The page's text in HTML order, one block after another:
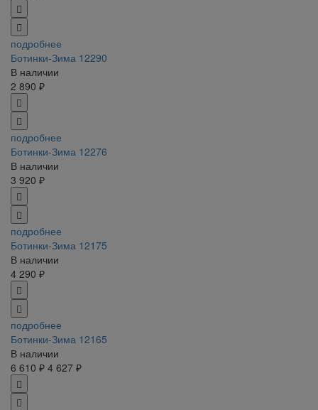
подробнее
Ботинки-Зима 12290
В наличии
2 890 ₽
подробнее
Ботинки-Зима 12276
В наличии
3 920 ₽
подробнее
Ботинки-Зима 12175
В наличии
4 290 ₽
подробнее
Ботинки-Зима 12165
В наличии
6 610 ₽ 4 627 ₽